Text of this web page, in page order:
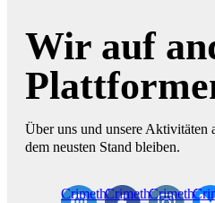
Wir auf
Über uns und unsere Aktivitäten
dem neusten Stand bleiben.
CrimethInc.Crimethinc.Crimethinc.